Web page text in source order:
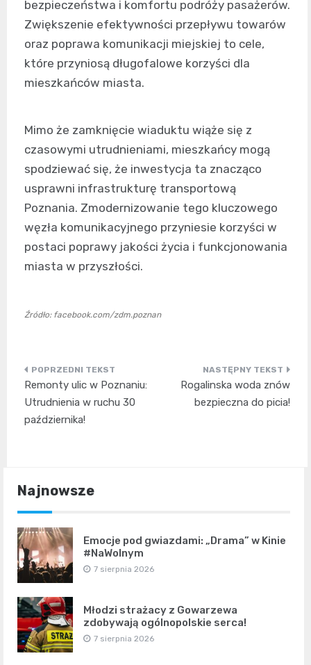
bezpieczeństwa i komfortu podróży pasażerów.
Zwiększenie efektywności przepływu towarów
oraz poprawa komunikacji miejskiej to cele,
które przyniosą długofalowe korzyści dla
mieszkańców miasta.
Mimo że zamknięcie wiaduktu wiąże się z
czasowymi utrudnieniami, mieszkańcy mogą
spodziewać się, że inwestycja ta znacząco
usprawni infrastrukturę transportową
Poznania. Zmodernizowanie tego kluczowego
węzła komunikacyjnego przyniesie korzyści w
postaci poprawy jakości życia i funkcjonowania
miasta w przyszłości.
Źródło: facebook.com/zdm.poznan
Nawigacja
wpisu
Remonty ulic w Poznaniu:
Utrudnienia w ruchu 30
października!
Rogalinska woda znów
bezpieczna do picia!
Najnowsze
Emocje pod gwiazdami: „Drama” w Kinie
#NaWolnym
7 sierpnia 2026
Młodzi strażacy z Gowarzewa
zdobywają ogólnopolskie serca!
7 sierpnia 2026